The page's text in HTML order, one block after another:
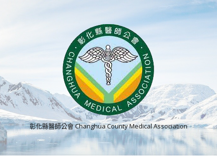
彰化縣醫師公會 Changhua County Medical Association